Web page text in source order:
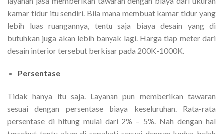
kamar tidur itu sendiri. Bila mana membuat kamar tidur yang
lebih luas ruangannya, tentu saja biaya desain yang di
butuhkan juga akan lebih banyak lagi. Harga tiap meter dari
desain interior tersebut berkisar pada 200K-1000K.
Persentase
Tidak hanya itu saja. Layanan pun memberikan tawaran
sesuai dengan persentase biaya keseluruhan. Rata-rata
persentase di hitung mulai dari 2% – 5%. Nah dengan hal